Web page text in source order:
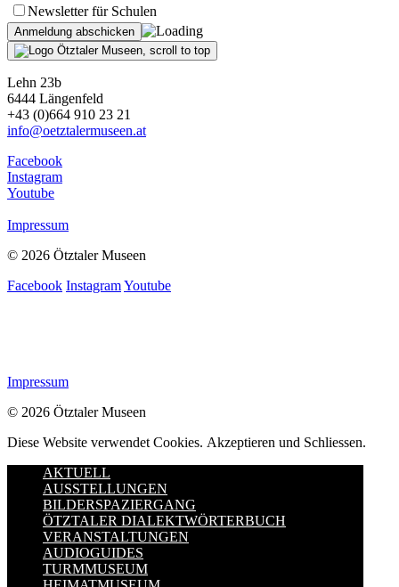
Newsletter für Schulen
Lehn 23b
6444 Längenfeld
+43 (0)664 910 23 21
info@oetztalermuseen.at
Facebook
Instagram
Youtube
Impressum
© 2026 Ötztaler Museen
Facebook InstagramYoutube
Impressum
© 2026 Ötztaler Museen
Diese Website verwendet Cookies. Akzeptieren und Schliessen.
AKTUELL
AUSSTELLUNGEN
BILDERSPAZIERGANG
ÖTZTALER DIALEKTWÖRTERBUCH
VERANSTALTUNGEN
AUDIOGUIDES
TURMMUSEUM